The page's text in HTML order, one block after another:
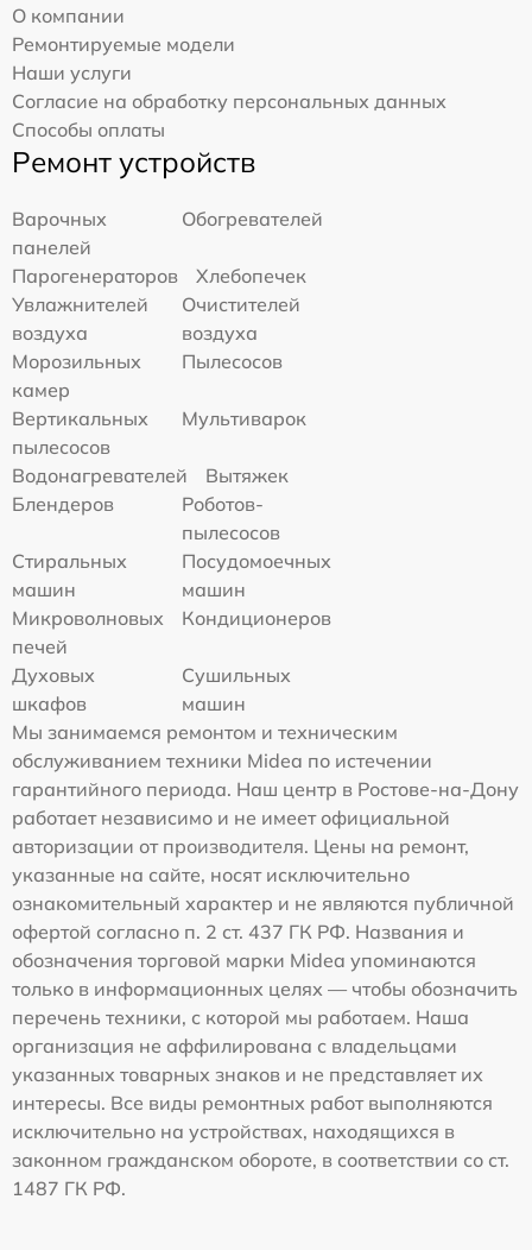
О компании
Ремонтируемые модели
Наши услуги
Согласие на обработку персональных данных
Способы оплаты
Ремонт устройств
Варочных
панелей
Обогревателей
Парогенераторов
Хлебопечек
Увлажнителей
воздуха
Очистителей
воздуха
Морозильных
камер
Пылесосов
Вертикальных
пылесосов
Мультиварок
Водонагревателей
Вытяжек
Блендеров
Роботов-
пылесосов
Стиральных
машин
Посудомоечных
машин
Микроволновых
печей
Кондиционеров
Духовых
шкафов
Сушильных
машин
Мы занимаемся ремонтом и техническим
обслуживанием техники Midea по истечении
гарантийного периода. Наш центр в Ростове-на-Дону
работает независимо и не имеет официальной
авторизации от производителя. Цены на ремонт,
указанные на сайте, носят исключительно
ознакомительный характер и не являются публичной
офертой согласно п. 2 ст. 437 ГК РФ. Названия и
обозначения торговой марки Midea упоминаются
только в информационных целях — чтобы обозначить
перечень техники, с которой мы работаем. Наша
организация не аффилирована с владельцами
указанных товарных знаков и не представляет их
интересы. Все виды ремонтных работ выполняются
исключительно на устройствах, находящихся в
законном гражданском обороте, в соответствии со ст.
1487 ГК РФ.